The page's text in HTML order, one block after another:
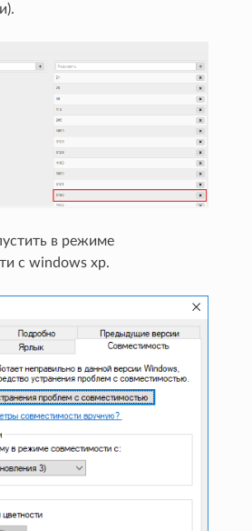
в режиме
с windows xp.